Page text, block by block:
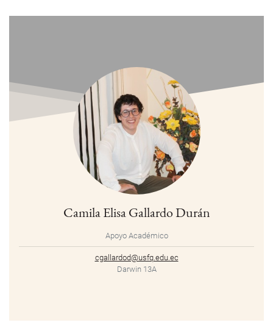
Camila Elisa Gallardo Durán
Apoyo Académico
cgallardod@usfq.edu.ec
Darwin 13A